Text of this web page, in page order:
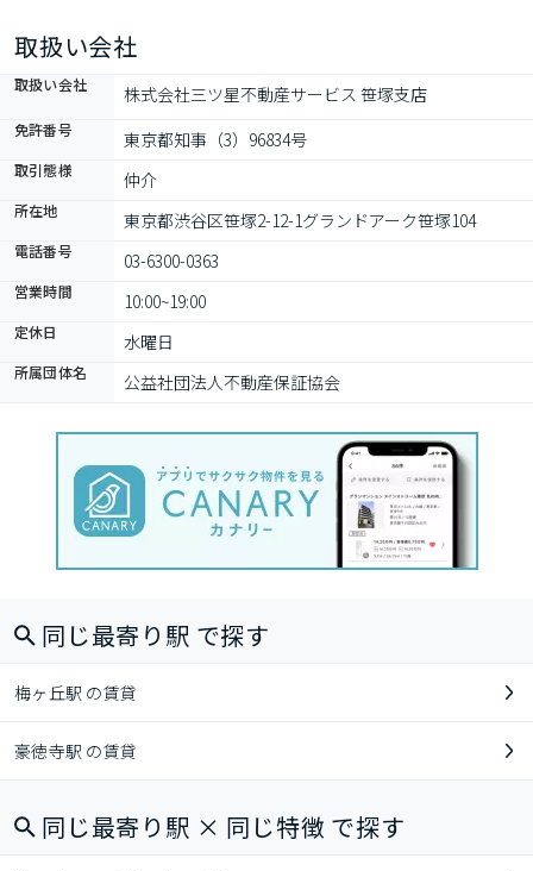
取扱い会社
取扱い会社 株式会社三ツ星不動産サービス 笹塚支店
免許番号 東京都知事（3）96834号
取引態様 仲介
所在地 東京都渋谷区笹塚2-12-1グランドアーク笹塚104
電話番号 03-6300-0363
営業時間 10:00~19:00
定休日 水曜日
所属団体名 公益社団法人不動産保証協会
同じ最寄り駅 で探す
梅ヶ丘駅 の賃貸
豪徳寺駅 の賃貸
同じ最寄り駅 × 同じ特徴 で探す